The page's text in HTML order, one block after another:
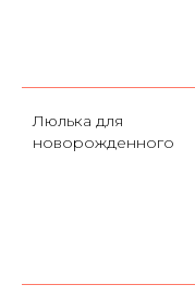
Люлька для
новорожденного